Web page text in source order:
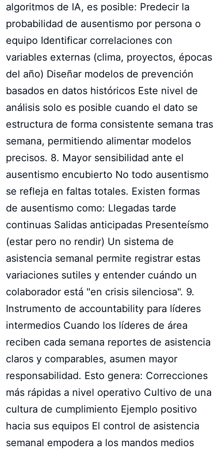
algoritmos de IA, es posible: Predecir la
probabilidad de ausentismo por persona o
equipo Identificar correlaciones con
variables externas (clima, proyectos, épocas
del año) Diseñar modelos de prevención
basados en datos históricos Este nivel de
análisis solo es posible cuando el dato se
estructura de forma consistente semana tras
semana, permitiendo alimentar modelos
precisos. 8. Mayor sensibilidad ante el
ausentismo encubierto No todo ausentismo
se refleja en faltas totales. Existen formas
de ausentismo como: Llegadas tarde
continuas Salidas anticipadas Presenteísmo
(estar pero no rendir) Un sistema de
asistencia semanal permite registrar estas
variaciones sutiles y entender cuándo un
colaborador está "en crisis silenciosa". 9.
Instrumento de accountability para líderes
intermedios Cuando los líderes de área
reciben cada semana reportes de asistencia
claros y comparables, asumen mayor
responsabilidad. Esto genera: Correcciones
más rápidas a nivel operativo Cultivo de una
cultura de cumplimiento Ejemplo positivo
hacia sus equipos El control de asistencia
semanal empodera a los mandos medios